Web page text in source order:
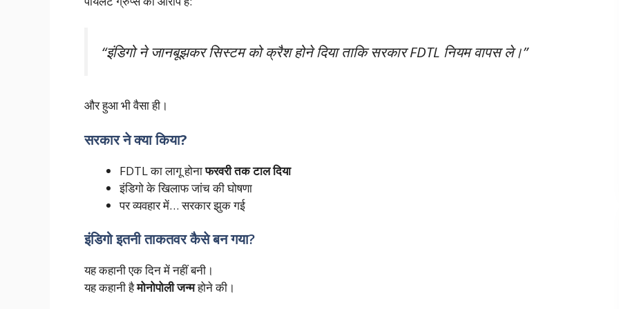
“इंडिगो ने जानबूझकर सिस्टम को क्रैश होने दिया ताकि सरकार FDTL नियम वापस ले।”
और हुआ भी वैसा ही।
सरकार ने क्या किया?
FDTL का लागू होनाफरवरी तक टाल दिया
इंडिगो के खिलाफ जांच की घोषणा
पर व्यवहार में… सरकार झुक गई
इंडिगो इतनी ताकतवर कैसे बन गया?
यह कहानी एक दिन में नहीं बनी।
यह कहानी हैमोनोपोली जन्महोने की।